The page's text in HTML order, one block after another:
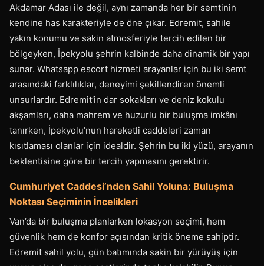
Akdamar Adası ile değil, aynı zamanda her bir semtinin
kendine has karakteriyle de öne çıkar. Edremit, sahile
yakın konumu ve sakin atmosferiyle tercih edilen bir
bölgeyken, İpekyolu şehrin kalbinde daha dinamik bir yapı
sunar. Whatsapp escort hizmeti arayanlar için bu iki semt
arasındaki farklılıklar, deneyimi şekillendiren önemli
unsurlardır. Edremit’in dar sokakları ve deniz kokulu
akşamları, daha mahrem ve huzurlu bir buluşma imkânı
tanırken, İpekyolu’nun hareketli caddeleri zaman
kısıtlaması olanlar için idealdir. Şehrin bu iki yüzü, arayanın
beklentisine göre bir tercih yapmasını gerektirir.
Cumhuriyet Caddesi’nden Sahil Yoluna: Buluşma
Noktası Seçiminin İncelikleri
Van’da bir buluşma planlarken lokasyon seçimi, hem
güvenlik hem de konfor açısından kritik öneme sahiptir.
Edremit sahil yolu, gün batımında sakin bir yürüyüş için